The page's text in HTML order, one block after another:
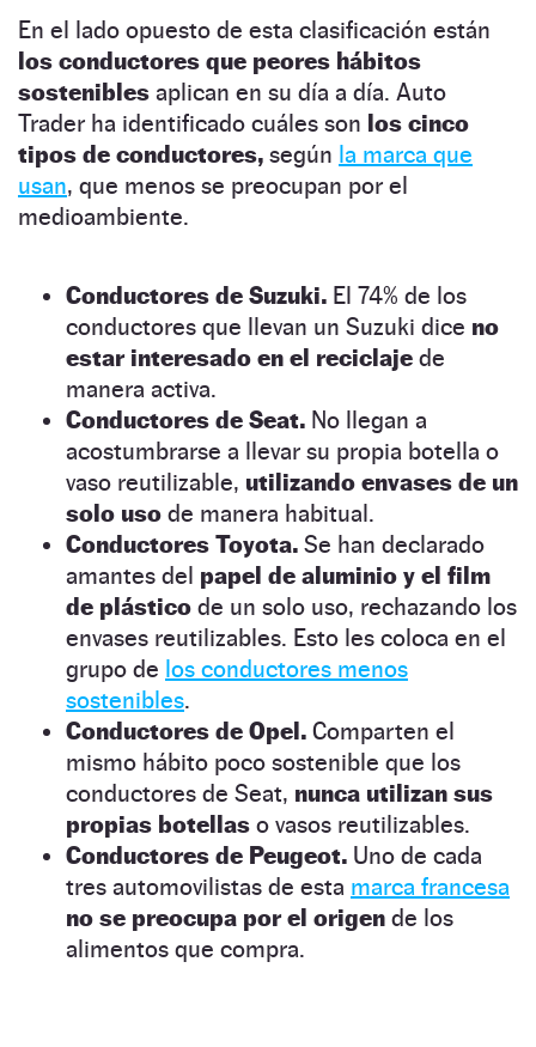
En el lado opuesto de esta clasificación están
los conductores que peores hábitos
sostenibles aplican en su día a día. Auto
Trader ha identificado cuáles son los cinco
tipos de conductores, según la marca que
usan, que menos se preocupan por el
medioambiente.
Conductores de Suzuki. El 74% de los
conductores que llevan un Suzuki dice no
estar interesado en el reciclaje de
manera activa.
Conductores de Seat. No llegan a
acostumbrarse a llevar su propia botella o
vaso reutilizable, utilizando envases de un
solo uso de manera habitual.
Conductores Toyota. Se han declarado
amantes del papel de aluminio y el film
de plástico de un solo uso, rechazando los
envases reutilizables. Esto les coloca en el
grupo de los conductores menos
sostenibles.
Conductores de Opel. Comparten el
mismo hábito poco sostenible que los
conductores de Seat, nunca utilizan sus
propias botellas o vasos reutilizables.
Conductores de Peugeot. Uno de cada
tres automovilistas de esta marca francesa
no se preocupa por el origen de los
alimentos que compra.